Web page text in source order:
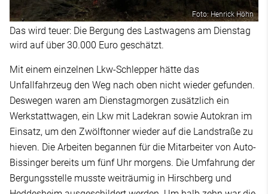
Foto: Henrick Höhn
Das wird teuer: Die Bergung des Lastwagens am Dienstag
wird auf über 30.000 Euro geschätzt.
Mit einem einzelnen Lkw-Schlepper hätte das
Unfallfahrzeug den Weg nach oben nicht wieder gefunden.
Deswegen waren am Dienstagmorgen zusätzlich ein
Werkstattwagen, ein Lkw mit Ladekran sowie Autokran im
Einsatz, um den Zwölftonner wieder auf die Landstraße zu
hieven. Die Arbeiten begannen für die Mitarbeiter von Auto-
Bissinger bereits um fünf Uhr morgens. Die Umfahrung der
Bergungsstelle musste weiträumig in Hirschberg und